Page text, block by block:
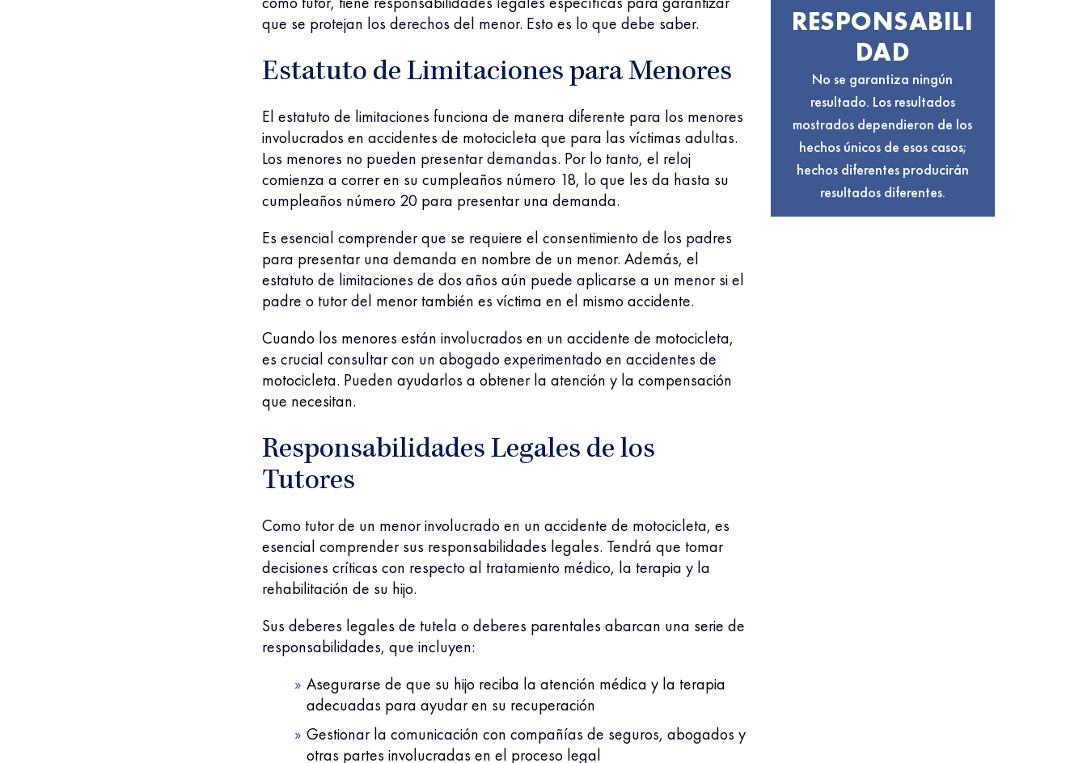
que se protejan los derechos del menor. Esto es lo que debe saber.
Estatuto de Limitaciones para Menores
El estatuto de limitaciones funciona de manera diferente para los menores
involucrados en accidentes de motocicleta que para las víctimas adultas.
Los menores no pueden presentar demandas. Por lo tanto, el reloj
comienza a correr en su cumpleaños número 18, lo que les da hasta su
cumpleaños número 20 para presentar una demanda.
Es esencial comprender que se requiere el consentimiento de los padres
para presentar una demanda en nombre de un menor. Además, el
estatuto de limitaciones de dos años aún puede aplicarse a un menor si el
padre o tutor del menor también es víctima en el mismo accidente.
Cuando los menores están involucrados en un accidente de motocicleta,
es crucial consultar con un abogado experimentado en accidentes de
motocicleta. Pueden ayudarlos a obtener la atención y la compensación
que necesitan.
Responsabilidades Legales de los
Tutores
Como tutor de un menor involucrado en un accidente de motocicleta, es
esencial comprender sus responsabilidades legales. Tendrá que tomar
decisiones críticas con respecto al tratamiento médico, la terapia y la
rehabilitación de su hijo.
Sus deberes legales de tutela o deberes parentales abarcan una serie de
responsabilidades, que incluyen:
Asegurarse de que su hijo reciba la atención médica y la terapia
adecuadas para ayudar en su recuperación
Gestionar la comunicación con compañías de seguros, abogados y
otras partes involucradas en el proceso legal
RESPONSABILI
DAD
No se garantiza ningún
resultado. Los resultados
mostrados dependieron de los
hechos únicos de esos casos;
hechos diferentes producirán
resultados diferentes.